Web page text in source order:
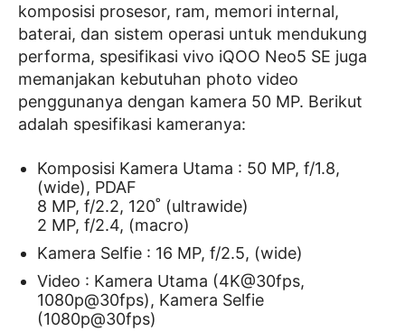
komposisi prosesor, ram, memori internal,
baterai, dan sistem operasi untuk mendukung
performa, spesifikasi vivo iQOO Neo5 SE juga
memanjakan kebutuhan photo video
penggunanya dengan kamera 50 MP. Berikut
adalah spesifikasi kameranya:
Komposisi Kamera Utama : 50 MP, f/1.8,
(wide), PDAF
8 MP, f/2.2, 120˚ (ultrawide)
2 MP, f/2.4, (macro)
Kamera Selfie : 16 MP, f/2.5, (wide)
Video : Kamera Utama (4K@30fps,
1080p@30fps), Kamera Selfie
(1080p@30fps)